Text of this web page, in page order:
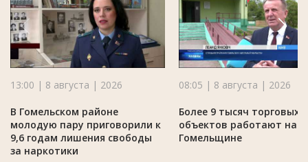
13:00 | 8 августа | 2026
В Гомельском районе
молодую пару приговорили к
9,6 годам лишения свободы
за наркотики
08:05 | 8 августа | 2026
Более 9 тысяч торговых
объектов работают на
Гомельщине